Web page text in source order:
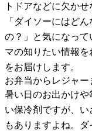
トドアなどに欠か
「ダイソーにはど
の？」と気になっ
マの知りたい情報
をお届けします。
お弁当からレジャ
暑い日のお出かけ
い保冷剤ですが、
もありますよね。